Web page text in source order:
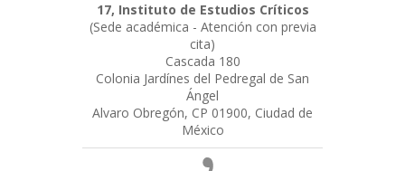
17, Instituto de Estudios Críticos
(Sede académica - Atención con previa
cita)
Cascada 180
Colonia Jardínes del Pedregal de San
Ángel
Alvaro Obregón, CP 01900, Ciudad de
México